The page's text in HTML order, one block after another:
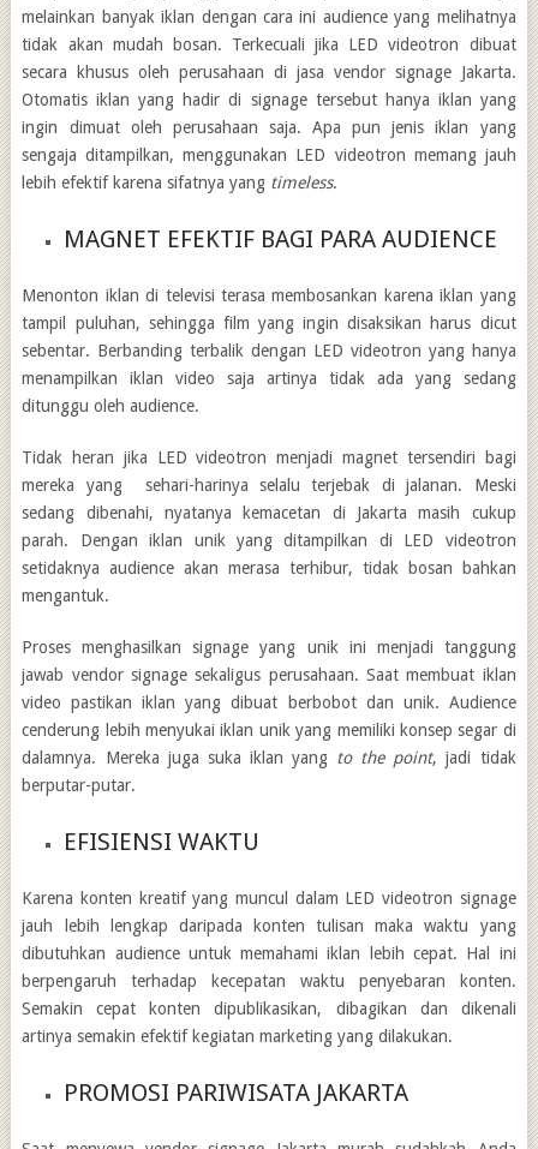
melainkan banyak iklan dengan cara ini audience yang melihatnya
tidak akan mudah bosan. Terkecuali jika LED videotron dibuat
secara khusus oleh perusahaan di jasa vendor signage Jakarta.
Otomatis iklan yang hadir di signage tersebut hanya iklan yang
ingin dimuat oleh perusahaan saja. Apa pun jenis iklan yang
sengaja ditampilkan, menggunakan LED videotron memang jauh
lebih efektif karena sifatnya yang timeless.
MAGNET EFEKTIF BAGI PARA AUDIENCE
Menonton iklan di televisi terasa membosankan karena iklan yang
tampil puluhan, sehingga film yang ingin disaksikan harus dicut
sebentar. Berbanding terbalik dengan LED videotron yang hanya
menampilkan iklan video saja artinya tidak ada yang sedang
ditunggu oleh audience.
Tidak heran jika LED videotron menjadi magnet tersendiri bagi
mereka yang sehari-harinya selalu terjebak di jalanan. Meski
sedang dibenahi, nyatanya kemacetan di Jakarta masih cukup
parah. Dengan iklan unik yang ditampilkan di LED videotron
setidaknya audience akan merasa terhibur, tidak bosan bahkan
mengantuk.
Proses menghasilkan signage yang unik ini menjadi tanggung
jawab vendor signage sekaligus perusahaan. Saat membuat iklan
video pastikan iklan yang dibuat berbobot dan unik. Audience
cenderung lebih menyukai iklan unik yang memiliki konsep segar di
dalamnya. Mereka juga suka iklan yang to the point, jadi tidak
berputar-putar.
EFISIENSI WAKTU
Karena konten kreatif yang muncul dalam LED videotron signage
jauh lebih lengkap daripada konten tulisan maka waktu yang
dibutuhkan audience untuk memahami iklan lebih cepat. Hal ini
berpengaruh terhadap kecepatan waktu penyebaran konten.
Semakin cepat konten dipublikasikan, dibagikan dan dikenali
artinya semakin efektif kegiatan marketing yang dilakukan.
PROMOSI PARIWISATA JAKARTA